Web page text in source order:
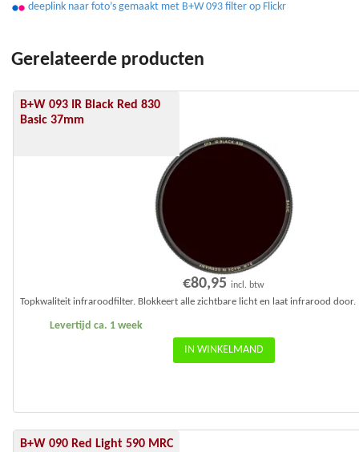
deeplink naar foto’s gemaakt met B+W 093 filter op Flickr
Gerelateerde producten
B+W 093 IR Black Red 830
Basic 37mm
€80,95 incl. btw
Levertijd ca. 1 week
Topkwaliteit infraroodfilter. Blokkeert alle zichtbare licht en laat infrarood door.
IN WINKELMAND
B+W 090 Red Light 590 MRC